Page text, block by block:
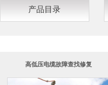
产品目录
高低压电缆故障查找修复